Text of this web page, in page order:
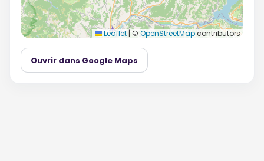
Leaflet | © OpenStreetMapcontributors
Ouvrir dans Google Maps